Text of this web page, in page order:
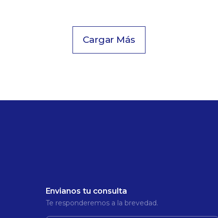
Cargar Más
Envianos tu consulta
Te responderemos a la brevedad.